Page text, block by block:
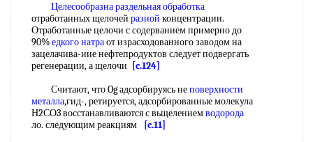
Целесообразнараздельная обработка
отработанных щелочей разной концентрации.
Отработанные целочи с содерванием примерно до
90%едкого натраот израсходованного заводом на
зацелачива-иие нефтепродуктов следует подвергать
регенерации, а щелочи
[c.124]
Считают, что Og адсорбируясь неповерхности
металла,гид-, ретируется, адсорбированные молекула
Н2СО3 восстанавливаются с вьщелениемводорода
ло. следующим реакциям
[c.11]